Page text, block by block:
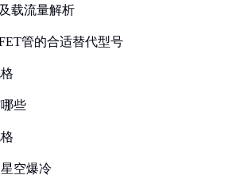
载流量解析
管的合适替代型号
些
空爆冷